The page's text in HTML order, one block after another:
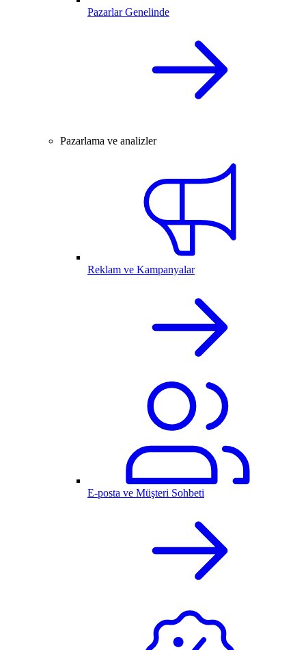
Pazarlar Genelinde
Pazarlama ve analizler
Reklam ve Kampanyalar
E-posta ve Müşteri Sohbeti